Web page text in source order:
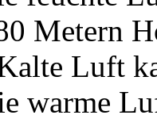
Metern
Luft
warme